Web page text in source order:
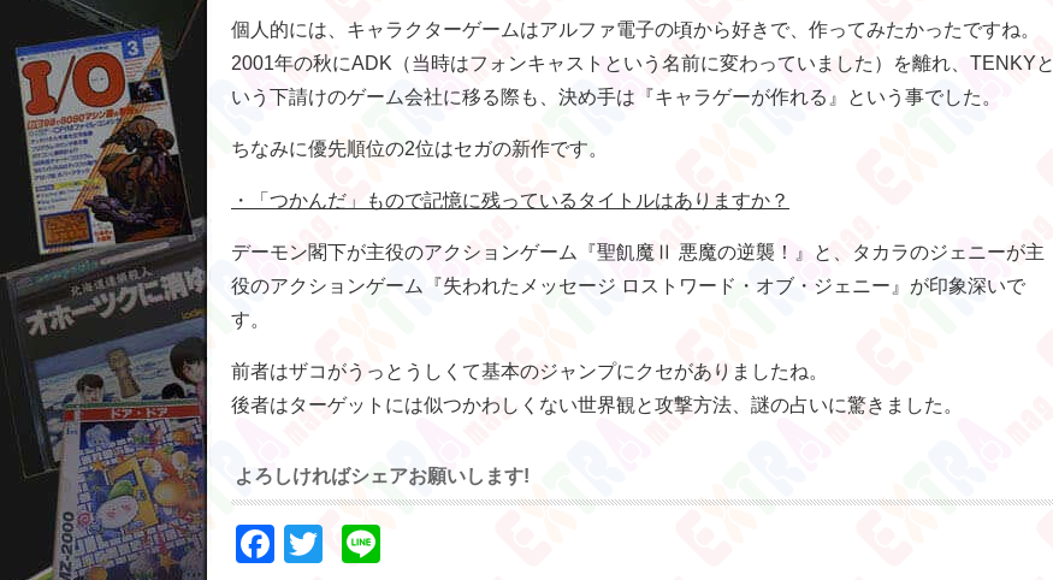
個人的には、キャラクターゲームはアルファ電子の頃から好きで、作ってみたかったですね。
2001年の秋にADK（当時はフォンキャストという名前に変わっていました）を離れ、TENKYと
いう下請けのゲーム会社に移る際も、決め手は『キャラゲーが作れる』という事でした。
ちなみに優先順位の2位はセガの新作です。
・「つかんだ」もので記憶に残っているタイトルはありますか？
デーモン閣下が主役のアクションゲーム『聖飢魔Ⅱ 悪魔の逆襲！』と、タカラのジェニーが主
役のアクションゲーム『失われたメッセージ ロストワード・オブ・ジェニー』が印象深いで
す。
前者はザコがうっとうしくて基本のジャンプにクセがありましたね。
後者はターゲットには似つかわしくない世界観と攻撃方法、謎の占いに驚きました。
よろしければシェアお願いします!
Facebook
Twitter